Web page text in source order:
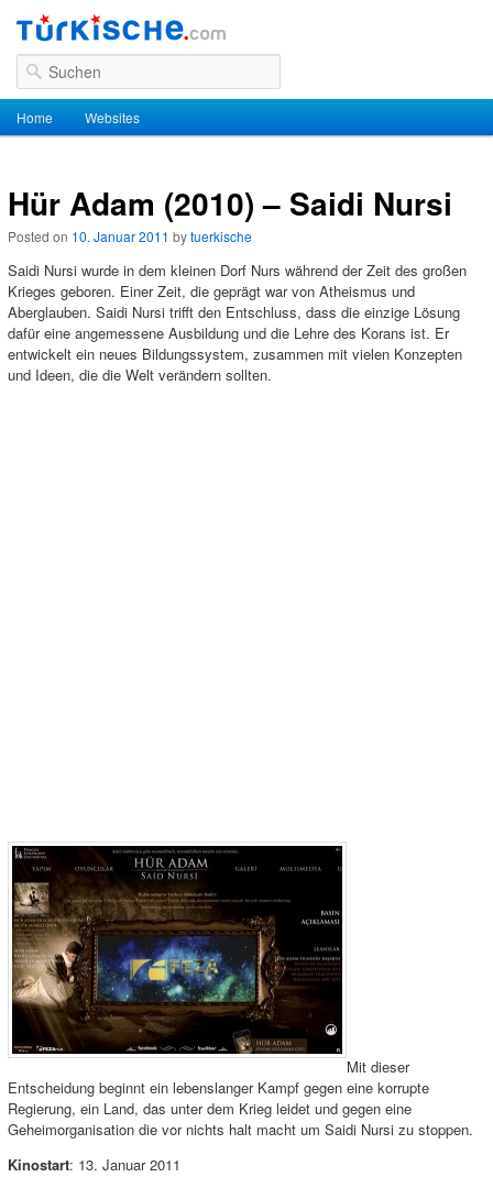
Suchen
Hauptmenü
Zum Inhalt wechseln
Zum sekundären Inhalt wechseln
Home Websites
Hür Adam (2010) – Saidi Nursi
Posted on 10. Januar 2011 bytuerkische
Saidi Nursi wurde in dem kleinen Dorf Nurs während der Zeit des großen
Krieges geboren. Einer Zeit, die geprägt war von Atheismus und
Aberglauben. Saidi Nursi trifft den Entschluss, dass die einzige Lösung
dafür eine angemessene Ausbildung und die Lehre des Korans ist. Er
entwickelt ein neues Bildungssystem, zusammen mit vielen Konzepten
und Ideen, die die Welt verändern sollten.
Mit dieser
Entscheidung beginnt ein lebenslanger Kampf gegen eine korrupte
Regierung, ein Land, das unter dem Krieg leidet und gegen eine
Geheimorganisation die vor nichts halt macht um Saidi Nursi zu stoppen.
Kinostart: 13. Januar 2011